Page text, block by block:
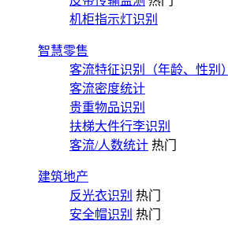
机柜指示灯识别
智慧零售
客流特征识别（年龄、性别）
客流密度统计
贵重物品识别
扶梯大件行李识别
客流/人数统计 热门
建筑地产
反光衣识别 热门
安全帽识别 热门